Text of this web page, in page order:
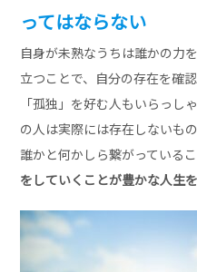
ってはならない
自身が未熟なうちは誰かの力
立つことで、自分の存在を確
「孤独」を好む人もいらっし
の人は実際には存在しないもの
誰かと何かしら繋がっている
をしていくことが豊かな人生